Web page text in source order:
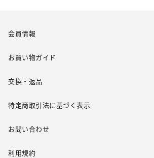
会員情報
お買い物ガイド
交換・返品
特定商取引法に基づく表示
お問い合わせ
利用規約